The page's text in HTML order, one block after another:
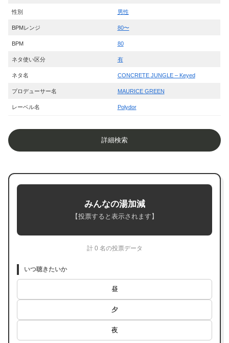
性別 男性
BPMレンジ 80〜
BPM 80
ネタ使い区分 有
ネタ名 CONCRETE JUNGLE – Keyed
プロデューサー名 MAURICE GREEN
レーベル名 Polydor
詳細検索
みんなの湯加減
【投票すると表示されます】
計 0 名の投票データ
いつ聴きたいか
昼
夕
夜